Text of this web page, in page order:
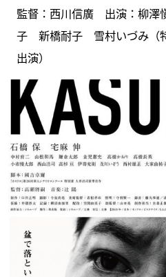
監督：西川信廣 出演：柳
子 新橋耐子 雪村いづみ（
出演）